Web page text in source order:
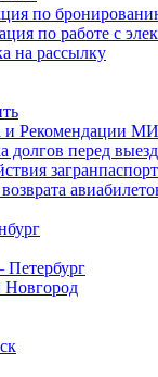
по
по работе с
на рассылку
и Рекомендации
долгов перед